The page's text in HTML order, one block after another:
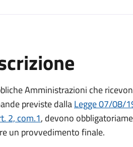
Amministrazioni che
previste dallaLegge 07/08/
2, com.1, devono
un provvedimento finale.